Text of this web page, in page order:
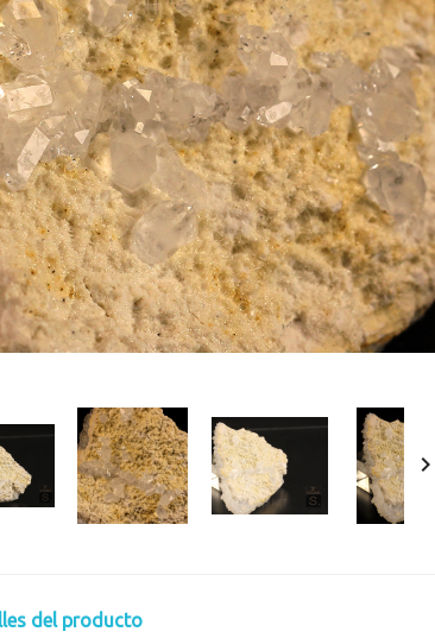

del producto